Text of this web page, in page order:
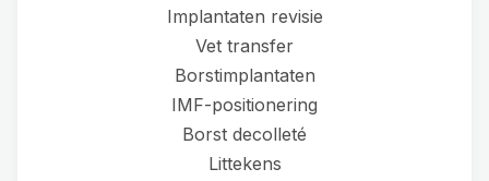
Implantaten revisie
Vet transfer
Borstimplantaten
IMF-positionering
Borst decolleté
Littekens